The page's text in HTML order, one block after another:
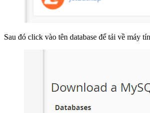
Sau đó click vào tên database để tải về máy